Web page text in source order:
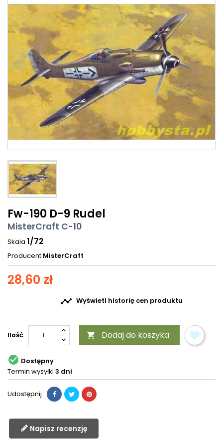
Fw-190 D-9 Rudel
MisterCraft C-10
Skala 1/72
Producent MisterCraft
28,60 zł
 Wyświetl historię cen produktu
Ilość  Dodaj do koszyka
 Dostępny
Termin wysyłki 3 dni
Udostępnij
Napisz recenzję